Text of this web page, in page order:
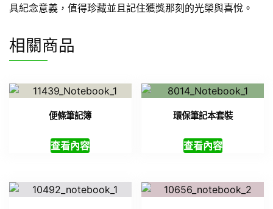
具紀念意義，值得珍藏並且記住獲獎那刻的光榮與喜悅。
相關商品
便條筆記簿
查看內容
環保筆記本套裝
查看內容